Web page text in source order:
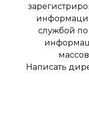
службой по
Написать